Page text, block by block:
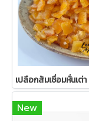
New